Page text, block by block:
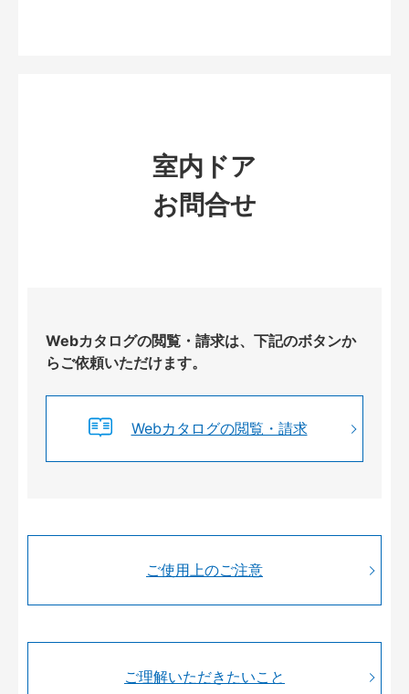
室内ドア
お問合せ
Webカタログの閲覧・請求は、下記のボタンか
らご依頼いただけます。
Webカタログの閲覧・請求
ご使用上のご注意
ご理解いただきたいこと